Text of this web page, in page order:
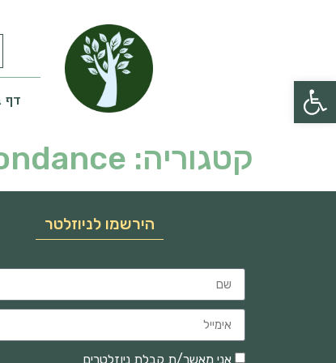
פתח סרגל נגישות דף
קטגוריה:
הירשמו לניוזלטר
אני מאשר/ת קבלת ניוזלטרים